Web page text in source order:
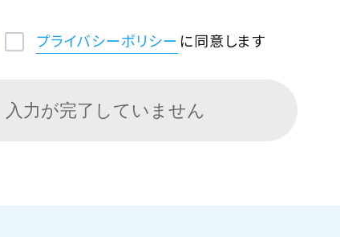
プライバシーポリシー に同意します
入力が完了していません